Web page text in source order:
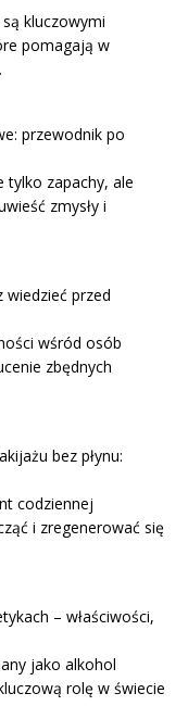
kluczowymi
pomagają w
przewodnik po
zapachy, ale
zmysły i
wiedzieć przed
wśród osób
zbędnych
bez płynu:
codziennej
i zregenerować się
– właściwości,
jako alkohol
rolę w świecie